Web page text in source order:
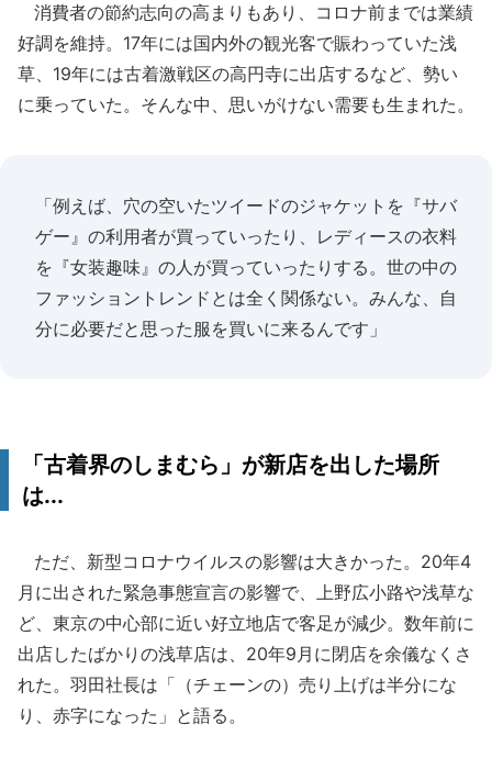
消費者の節約志向の高まりもあり、コロナ前までは業績
好調を維持。17年には国内外の観光客で賑わっていた浅
草、19年には古着激戦区の高円寺に出店するなど、勢い
に乗っていた。そんな中、思いがけない需要も生まれた。
「例えば、穴の空いたツイードのジャケットを『サバ
ゲー』の利用者が買っていったり、レディースの衣料
を『女装趣味』の人が買っていったりする。世の中の
ファッショントレンドとは全く関係ない。みんな、自
分に必要だと思った服を買いに来るんです」
「古着界のしまむら」が新店を出した場所
は...
ただ、新型コロナウイルスの影響は大きかった。20年4
月に出された緊急事態宣言の影響で、上野広小路や浅草な
ど、東京の中心部に近い好立地店で客足が減少。数年前に
出店したばかりの浅草店は、20年9月に閉店を余儀なくさ
れた。羽田社長は「（チェーンの）売り上げは半分にな
り、赤字になった」と語る。